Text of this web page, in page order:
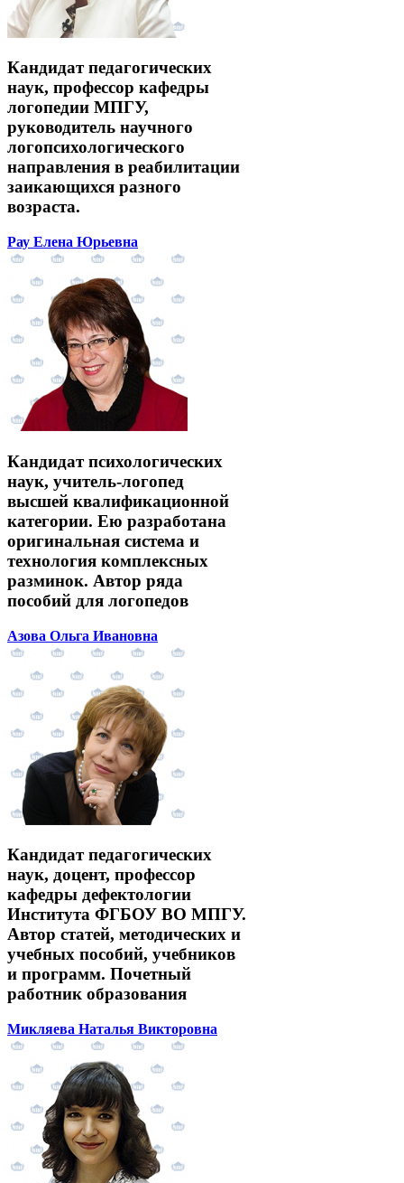
Кандидат педагогических
наук, профессор кафедры
логопедии МПГУ,
руководитель научного
логопсихологического
направления в реабилитации
заикающихся разного
возраста.
Рау Елена Юрьевна
Кандидат психологических
наук, учитель-логопед
высшей квалификационной
категории. Ею разработана
оригинальная система и
технология комплексных
разминок. Автор ряда
пособий для логопедов
Азова Ольга Ивановна
Кандидат педагогических
наук, доцент, профессор
кафедры дефектологии
Института ФГБОУ ВО МПГУ.
Автор статей, методических и
учебных пособий, учебников
и программ. Почетный
работник образования
Микляева Наталья Викторовна